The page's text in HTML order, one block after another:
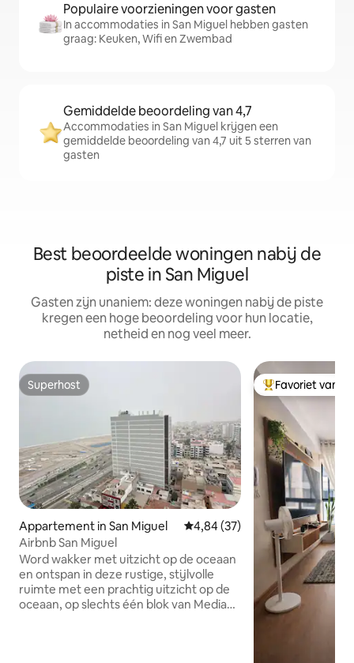
Populaire voorzieningen voor gasten
In accommodaties in San Miguel hebben gasten
graag: Keuken, Wifi en Zwembad
Gemiddelde beoordeling van 4,7
Accommodaties in San Miguel krijgen een
gemiddelde beoordeling van 4,7 uit 5 sterren van
gasten
Best beoordeelde woningen nabij de
piste in San Miguel
Gasten zijn unaniem: deze woningen nabij de piste
kregen een hoge beoordeling voor hun locatie,
netheid en nog veel meer.
Superhost
Superhost
Appartement in San Miguel Gemiddelde beoordeling van
4,84 (37)
Airbnb San Miguel
Word wakker met uitzicht op de oceaan
en ontspan in deze rustige, stijlvolle
ruimte met een prachtig uitzicht op de
oceaan, op slechts één blok van Media
Topfavoriet van
Favoriet van